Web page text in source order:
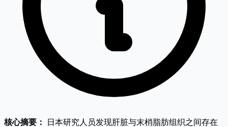
核心摘要：
日本研究人员发现肝脏与末梢脂肪组织之间存在